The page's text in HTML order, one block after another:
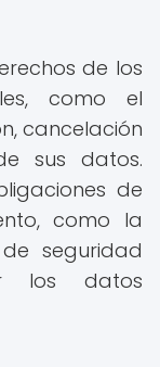
de los
como el
cancelación
sus datos.
de
como la
seguridad
los datos